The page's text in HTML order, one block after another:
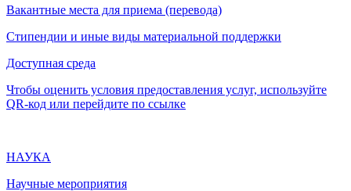
Вакантные места для приема (перевода)
Стипендии и иные виды материальной поддержки
Доступная среда
Чтобы оценить условия предоставления услуг, используйте
QR-код или перейдите по ссылке
НАУКА
Научные мероприятия